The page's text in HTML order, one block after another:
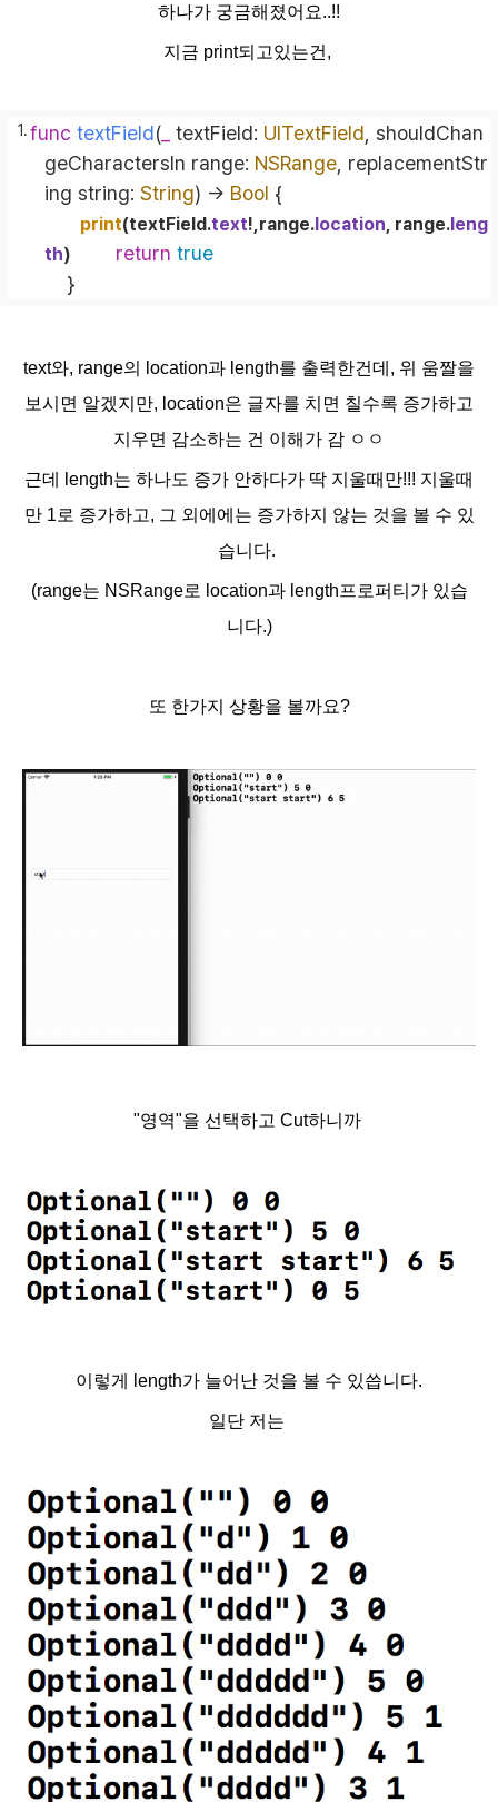
하나가 궁금해졌어요..!!
지금 print되고있는건,
func textField( textField: UITextField shouldChan
geCharactersIn range: NSRange replacementStr
ing string: String) -> Bool {
print(textField.text!,range.location, range.leng
th) return true
}
text와, range의 location과 length를 출력한건데, 위 움짤을
보시면 알겠지만, location은 글자를 치면 칠수록 증가하고
지우면 감소하는 건 이해가 감 ㅇㅇ
근데 length는 하나도 증가 안하다가 딱 지울때만!!! 지울때
만 1로 증가하고, 그 외에에는 증가하지 않는 것을 볼 수 있
습니다.
(range는 NSRange로 location과 length프로퍼티가 있습
니다.)
또 한가지 상황을 볼까요?
"영역"을 선택하고 Cut하니까
이렇게 length가 늘어난 것을 볼 수 있씁니다.
일단 저는